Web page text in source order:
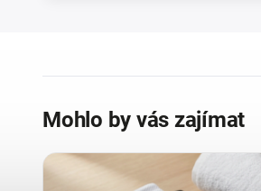
Mohlo by vás zajímat